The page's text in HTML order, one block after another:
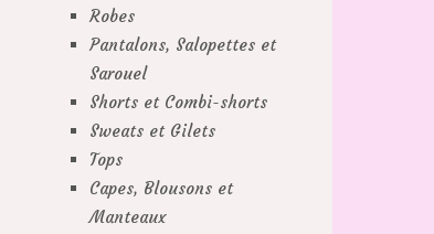
Robes
Pantalons, Salopettes et
Sarouel
Shorts et Combi-shorts
Sweats et Gilets
Tops
Capes, Blousons et
Manteaux